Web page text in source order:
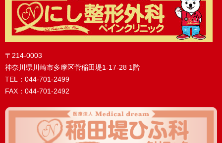
〒214-0003
神奈川県川崎市多摩区菅稲田堤1-17-28 1階
TEL：044-701-2499
FAX：044-701-2492